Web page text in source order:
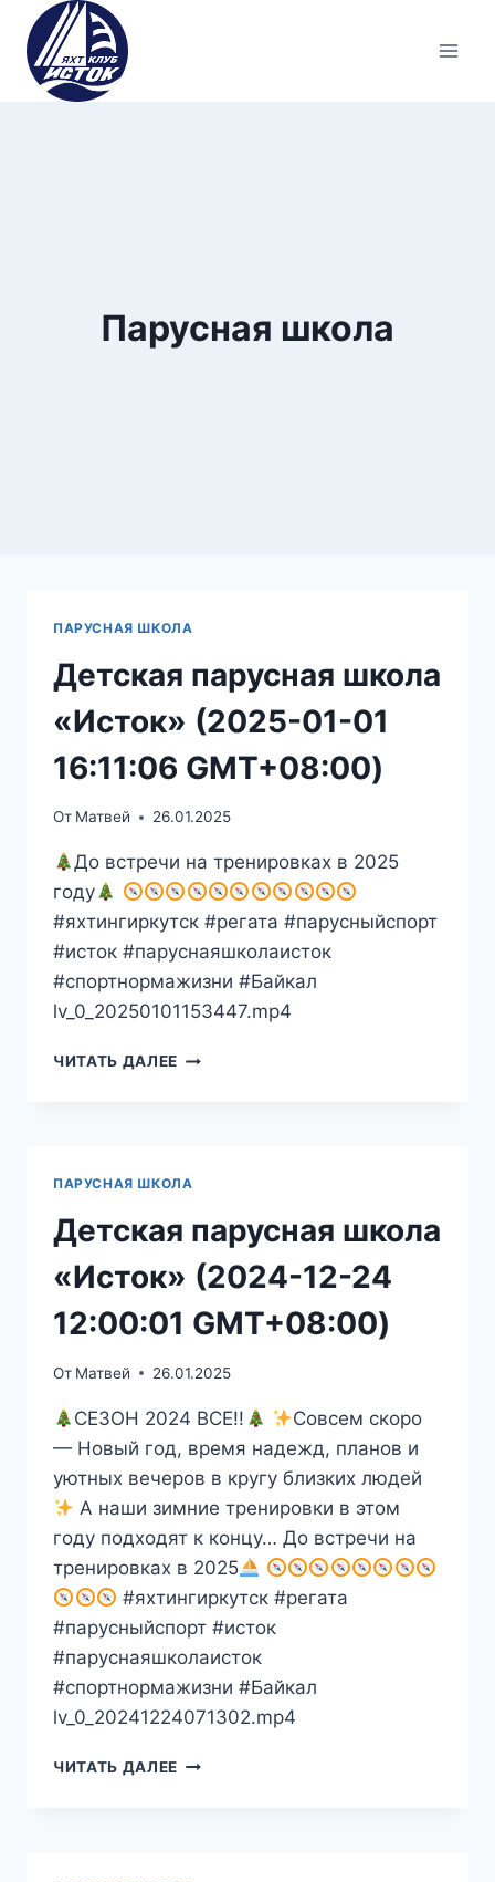
Перейти
содержимому
Парусная школа
ПАРУСНАЯ ШКОЛА
Детская парусная школа
«Исток» (2025-01-01
16:11:06 GMT+08:00)
От Матвей 26.01.2025
До встречи на тренировках в 2025
году
#яхтингиркутск #регата #парусныйспорт
#исток #паруснаяшколаисток
#спортнормажизни #Байкал
lv_0_20250101153447.mp4
ЧИТАТЬ ДАЛЕЕ ДЕТСКАЯ
GMT+08:00)
ПАРУСНАЯ ШКОЛА
Детская парусная школа
«Исток» (2024-12-24
12:00:01 GMT+08:00)
От Матвей 26.01.2025
СЕЗОН 2024 ВСЕ!!
Совсем скоро
— Новый год, время надежд, планов и
уютных вечеров в кругу близких людей
А наши зимние тренировки в этом
году подходят к концу… До встречи на
тренировках в 2025
#яхтингиркутск #регата
#парусныйспорт #исток
#паруснаяшколаисток
#спортнормажизни #Байкал
lv_0_20241224071302.mp4
ЧИТАТЬ ДАЛЕЕ ДЕТСКАЯ